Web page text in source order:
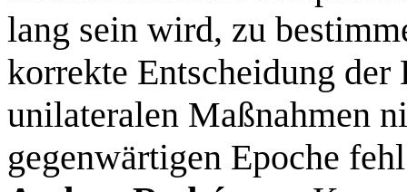
lang sein wird, zu
korrekte Entscheidung der
unilateralen Maßnahmen
gegenwärtigen Epoche